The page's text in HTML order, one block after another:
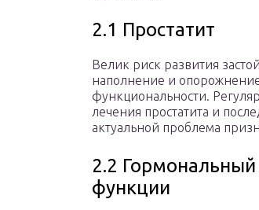
2.1 Простатит
Велик риск развития
наполнение и
функциональности.
лечения простатита и
актуальной проблема
2.2
функции